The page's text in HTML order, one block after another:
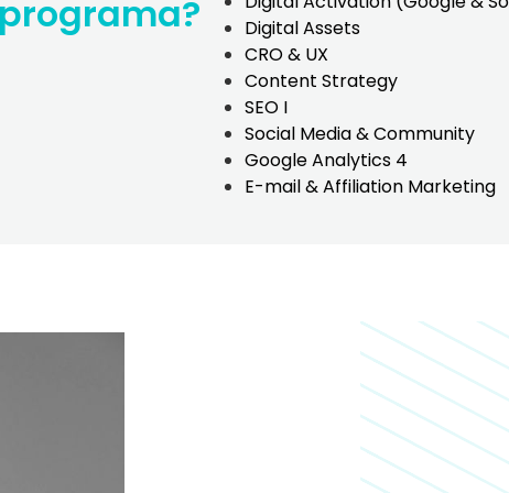
Digital Assets
CRO & UX
Content Strategy
SEO I
Social Media & Community
Google Analytics 4
E-mail & Affiliation Marketing